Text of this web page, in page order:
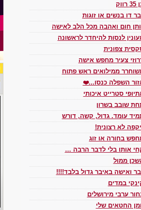
רווק
דו בנשים או זוגות
חום ואהבה מכל הלב לאישה
לנסות להיחדר לראשונה
צפונית
צעיר מחפש אישה
ממילואים ראש פתוח
השפלה כנסו...❤️
סטרייט איכותי
שובב בשרון
עומד. גדול, קשה, דורש
לא רצונית!
בחורה או זוג
אותו בלי לדבר הרבה …
ממול
ואישה באיבר גדול בלבד!!!!
במדים
ערבי מירושלים
החטאים שלי